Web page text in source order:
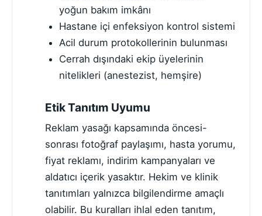
yoğun bakım imkânı
Hastane içi enfeksiyon kontrol sistemi
Acil durum protokollerinin bulunması
Cerrah dışındaki ekip üyelerinin
nitelikleri (anestezist, hemşire)
Etik Tanıtım Uyumu
Reklam yasağı kapsamında öncesi-
sonrası fotoğraf paylaşımı, hasta yorumu,
fiyat reklamı, indirim kampanyaları ve
aldatıcı içerik yasaktır. Hekim ve klinik
tanıtımları yalnızca bilgilendirme amaçlı
olabilir. Bu kuralları ihlal eden tanıtım,